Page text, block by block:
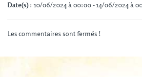
Date(s): 10/06/2024 à 00:00 - 14/06/2024 à
Les commentaires sont fermés !